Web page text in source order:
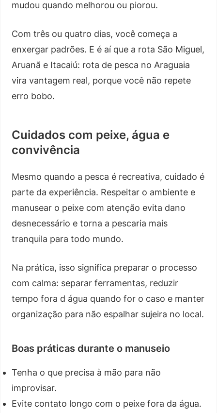
mudou quando melhorou ou piorou.
Com três ou quatro dias, você começa a
enxergar padrões. E é aí que a rota São Miguel,
Aruanã e Itacaiú: rota de pesca no Araguaia
vira vantagem real, porque você não repete
erro bobo.
Cuidados com peixe, água e
convivência
Mesmo quando a pesca é recreativa, cuidado é
parte da experiência. Respeitar o ambiente e
manusear o peixe com atenção evita dano
desnecessário e torna a pescaria mais
tranquila para todo mundo.
Na prática, isso significa preparar o processo
com calma: separar ferramentas, reduzir
tempo fora d água quando for o caso e manter
organização para não espalhar sujeira no local.
Boas práticas durante o manuseio
Tenha o que precisa à mão para não
improvisar.
Evite contato longo com o peixe fora da água.